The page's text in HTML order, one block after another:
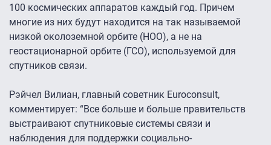
100 космических аппаратов каждый год. Причем
многие из них будут находится на так называемой
низкой околоземной орбите (НОО), а не на
геостационарной орбите (ГСО), используемой для
спутников связи.
Рэйчел Вилиан, главный советник Euroconsult,
комментирует: “Все больше и больше правительств
выстраивают спутниковые системы связи и
наблюдения для поддержки социально-